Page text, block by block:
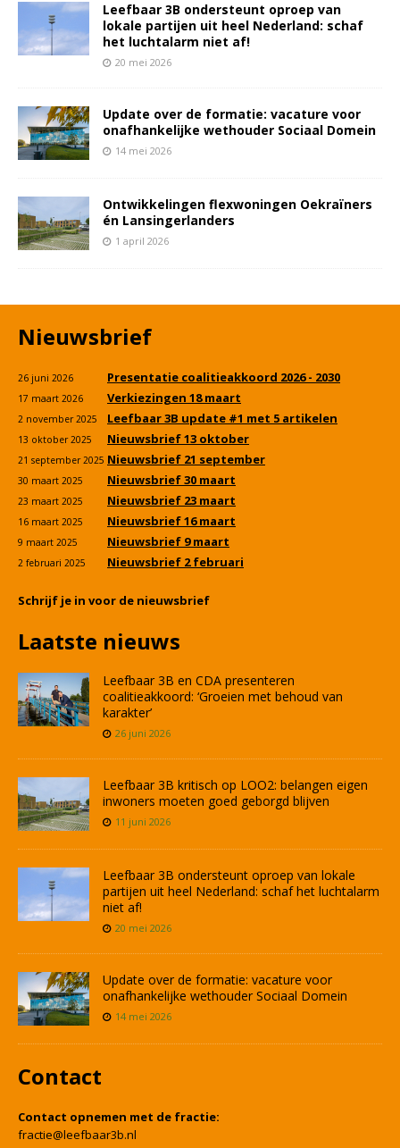
Leefbaar 3B ondersteunt oproep van
lokale partijen uit heel Nederland: schaf
het luchtalarm niet af!
20 mei 2026
Update over de formatie: vacature voor
onafhankelijke wethouder Sociaal Domein
14 mei 2026
Ontwikkelingen flexwoningen Oekraïners
én Lansingerlanders
1 april 2026
Nieuwsbrief
26 juni 2026 Presentatie coalitieakkoord 2026 - 2030
17 maart 2026 Verkiezingen 18 maart
2 november 2025 Leefbaar 3B update #1 met 5 artikelen
13 oktober 2025 Nieuwsbrief 13 oktober
21 september 2025 Nieuwsbrief 21 september
30 maart 2025 Nieuwsbrief 30 maart
23 maart 2025 Nieuwsbrief 23 maart
16 maart 2025 Nieuwsbrief 16 maart
9 maart 2025 Nieuwsbrief 9 maart
2 februari 2025 Nieuwsbrief 2 februari
Schrijf je in voor de nieuwsbrief
Laatste nieuws
Leefbaar 3B en CDA presenteren
coalitieakkoord: ‘Groeien met behoud van
karakter’
26 juni 2026
Leefbaar 3B kritisch op LOO2: belangen eigen
inwoners moeten goed geborgd blijven
11 juni 2026
Leefbaar 3B ondersteunt oproep van lokale
partijen uit heel Nederland: schaf het luchtalarm
niet af!
20 mei 2026
Update over de formatie: vacature voor
onafhankelijke wethouder Sociaal Domein
14 mei 2026
Contact
Contact opnemen met de fractie:
fractie@leefbaar3b.nl